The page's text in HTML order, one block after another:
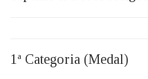
1ª Categoria (Medal)